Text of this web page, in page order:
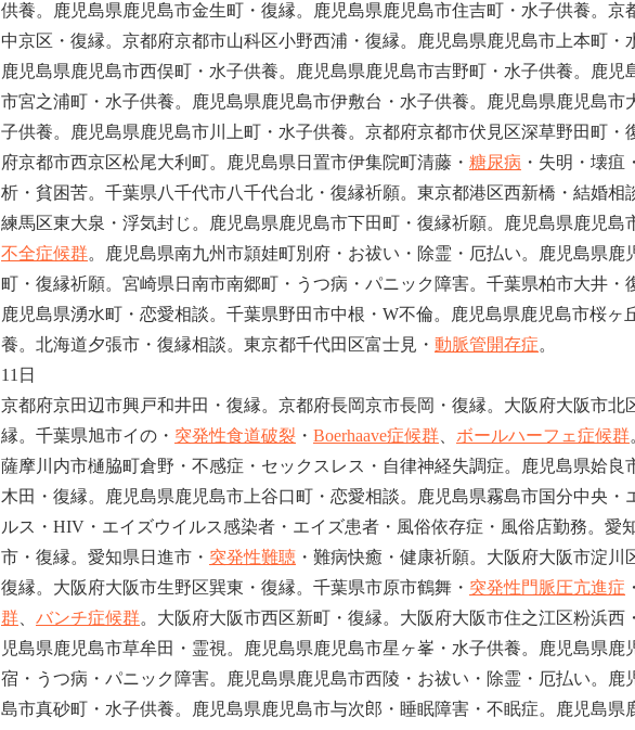
供養。鹿児島県鹿児島市金生町・復縁。鹿児島県鹿児島市住吉町・水子供養。京
中京区・復縁。京都府京都市山科区小野西浦・復縁。鹿児島県鹿児島市上本町・
鹿児島県鹿児島市西俣町・水子供養。鹿児島県鹿児島市吉野町・水子供養。鹿児
市宮之浦町・水子供養。鹿児島県鹿児島市伊敷台・水子供養。鹿児島県鹿児島市
子供養。鹿児島県鹿児島市川上町・水子供養。京都府京都市伏見区深草野田町・
府京都市西京区松尾大利町。
鹿児島県日置市伊集院町清藤・ 糖尿病 ・失明・壊疽
析・貧困苦。 千葉県八千代市八千代台北・復縁祈願。東京都港区西新橋・結婚相
練馬区東大泉・浮気封じ。鹿児島県鹿児島市下田町・復縁祈願。鹿児島県鹿児島
不全症候群。鹿児島県南九州市頴娃町別府・お祓い・除霊・厄払い。鹿児島県鹿
町・復縁祈願。宮崎県日南市南郷町・うつ病・パニック障害。 千葉県柏市大井・
鹿児島県湧水町・恋愛相談。 千葉県野田市中根・W不倫。鹿児島県鹿児島市桜ヶ
養。北海道夕張市・復縁相談。東京都千代田区富士見・ 動脈管開存症。
11日
京都府京田辺市興戸和井田・復縁。京都府長岡京市長岡・復縁。大阪府大阪市北
縁。 千葉県旭市イの・ 突発性食道破裂 ・ Boerhaave症候群 ボールハーフェ症候群
薩摩川内市樋脇町倉野・不感症・セックスレス・自律神経失調症。鹿児島県姶良
木田・復縁。鹿児島県鹿児島市上谷口町・恋愛相談。鹿児島県霧島市国分中央・
ルス・HIV・エイズウイルス感染者・エイズ患者・風俗依存症・風俗店勤務。愛
市・復縁。愛知県日進市・ 突発性難聴 ・難病快癒・健康祈願。大阪府大阪市淀川
復縁。大阪府大阪市生野区巽東・復縁。 千葉県市原市鶴舞・ 突発性門脈圧亢進症 ・
群
バンチ症候群。大阪府大阪市西区新町・復縁。大阪府大阪市住之江区粉浜西
児島県鹿児島市草牟田・霊視。鹿児島県鹿児島市星ヶ峯・水子供養。鹿児島県鹿
宿・うつ病・パニック障害。鹿児島県鹿児島市西陵・お祓い・除霊・厄払い。鹿
島市真砂町・水子供養。鹿児島県鹿児島市与次郎・睡眠障害・不眠症。鹿児島県